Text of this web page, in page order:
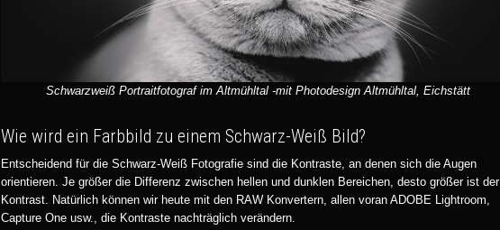
Schwarzweiß Portraitfotograf im Altmühltal -mit Photodesign Altmühltal, Eichstätt
Wie wird ein Farbbild zu einem Schwarz-Weiß Bild?
Entscheidend für die Schwarz-Weiß Fotografie sind die Kontraste, an denen sich die Augen
orientieren. Je größer die Differenz zwischen hellen und dunklen Bereichen, desto größer ist der
Kontrast. Natürlich können wir heute mit den RAW Konvertern, allen voran ADOBE Lightroom,
Capture One usw., die Kontraste nachträglich verändern.